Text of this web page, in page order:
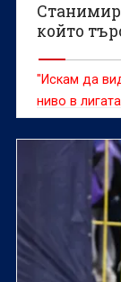
Станимир
който
"Искам да
ниво в